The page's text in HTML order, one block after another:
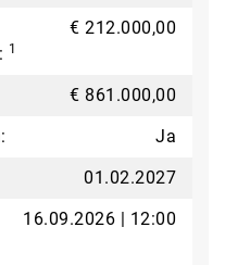
1
€ 212.000,00
€ 861.000,00
Ja
01.02.2027
16.09.2026 | 12:00